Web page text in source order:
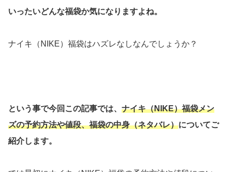
いったいどんな福袋か気になりますよね。
ナイキ（NIKE）福袋はハズレなしなんでしょうか？
という事で今回この記事では、 ナイキ（NIKE）福袋メン
ズの予約方法や値段、福袋の中身（ネタバレ）についてご
紹介します。